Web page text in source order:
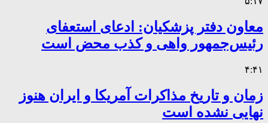
معاون دفتر پزشکیان: ادعای استعفای
رئیس‌جمهور واهی و کذب محض است
۴:۴۱
زمان و تاریخ مذاکرات آمریکا و ایران هنوز
نهایی نشده است